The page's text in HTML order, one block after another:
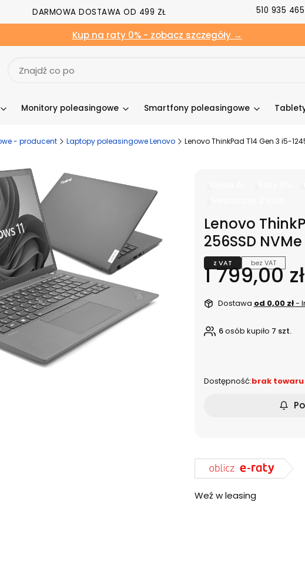
DARMOWA DOSTAWA OD 499 ZŁ 510 935 465
Kup na raty 0% - zobacz szczegóły →
Monitory poleasingowe Smartfony poleasingowe
- producent Laptopy poleasingowe Lenovo Lenovo ThinkPad T14 Gen 3 i5-
Lenovo
256SSD NVMe
z VAT bez VAT
Cena
1 799,00 zł
Dostawa od 0,00 zł-
6osób kupiło 7 szt.
Dostępność:brak towaru
Weź w leasing